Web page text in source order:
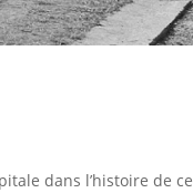
dans l’histoire de